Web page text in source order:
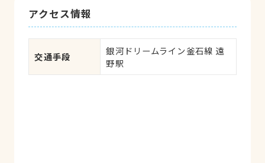
アクセス情報
交通手段
銀河ドリームライン釜石線 遠
野駅